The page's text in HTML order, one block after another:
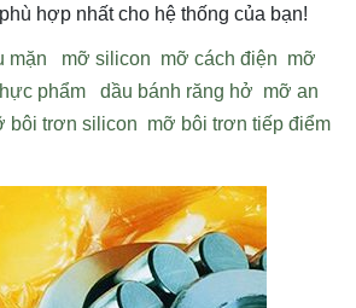
hợp nhất cho hệ thống của bạn!
mặn mỡ silicon mỡ cách điện mỡ
phẩm dầu bánh răng hở mỡ an
bôi trơn silicon mỡ bôi trơn tiếp điểm